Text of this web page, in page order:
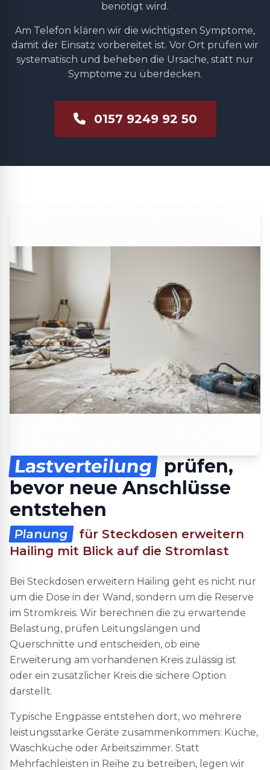
benötigt wird.
Am Telefon klären wir die wichtigsten Symptome,
damit der Einsatz vorbereitet ist. Vor Ort prüfen wir
systematisch und beheben die Ursache, statt nur
Symptome zu überdecken.
0157 9249 92 50
Lastverteilung
prüfen,
bevor neue Anschlüsse
entstehen
Planung
für Steckdosen erweitern
Hailing mit Blick auf die Stromlast
Bei Steckdosen erweitern Hailing geht es nicht nur
um die Dose in der Wand, sondern um die Reserve
im Stromkreis. Wir berechnen die zu erwartende
Belastung, prüfen Leitungslängen und
Querschnitte und entscheiden, ob eine
Erweiterung am vorhandenen Kreis zulässig ist
oder ein zusätzlicher Kreis die sichere Option
darstellt.
Typische Engpässe entstehen dort, wo mehrere
leistungsstarke Geräte zusammenkommen: Küche,
Waschküche oder Arbeitszimmer. Statt
Mehrfachleisten in Reihe zu betreiben, legen wir